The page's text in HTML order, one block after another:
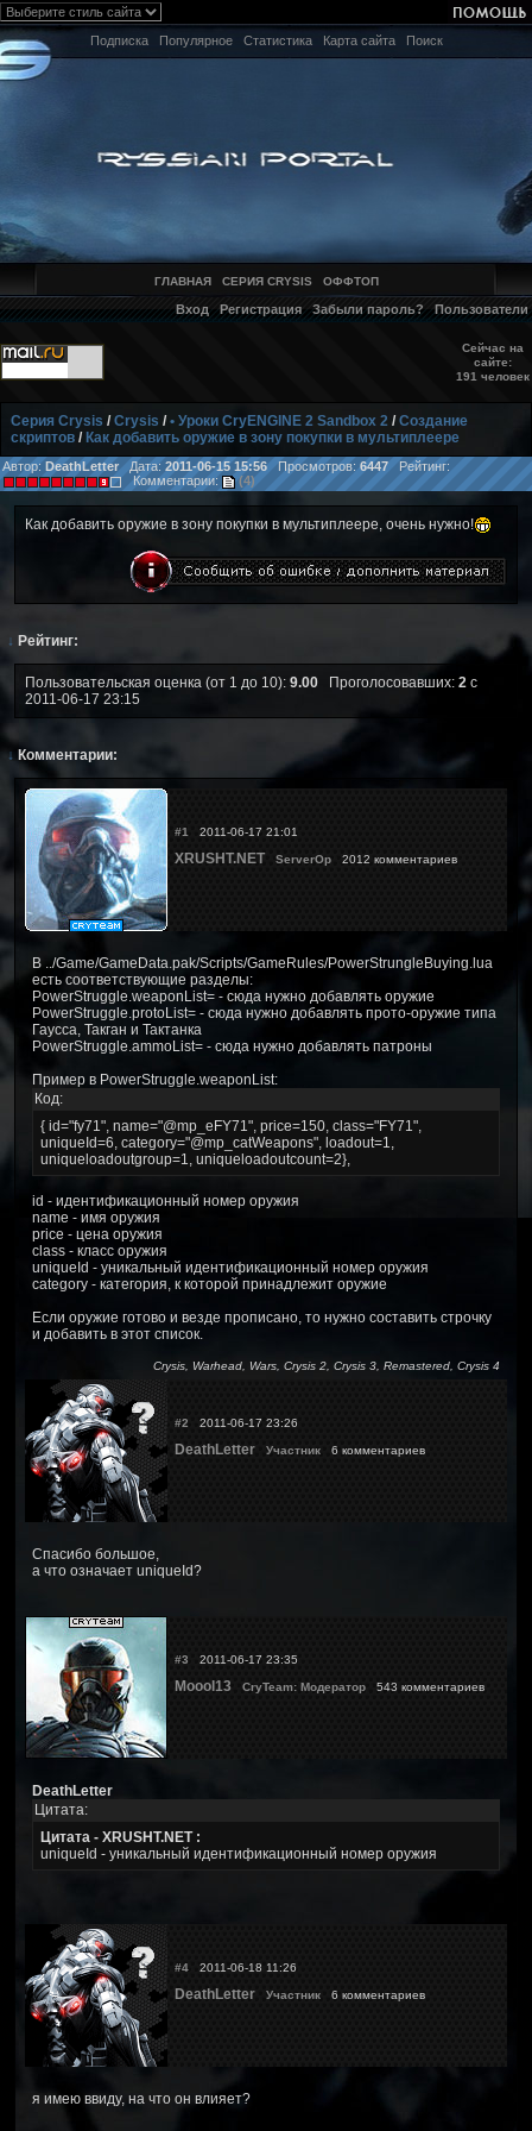
Подписка Популярное Статистика Карта сайта Поиск
ГЛАВНАЯ СЕРИЯ CRYSIS ОФФТОП
Вход Регистрация Забыли пароль? Пользователи
Сейчас на
сайте:
191 человек
Серия Crysis /Crysis /• Уроки CryENGINE 2 Sandbox 2 /Создание
скриптов / Как добавить оружие в зону покупки в мультиплеере
Автор: DeathLetterДата: 2011-06-15 15:56Просмотров:6447 Рейтинг:
Комментарии:
(4)
Как добавить оружие в зону покупки в мультиплеере, очень нужно!
↓ Рейтинг:
Пользовательская оценка (от 1 до 10): 9.00 Проголосовавших: 2 с
2011-06-17 23:15
↓ Комментарии:
#1 2011-06-17 21:01
XRUSHT.NET ServerOp 2012 комментариев
В ../Game/GameData.pak/Scripts/GameRules/PowerStrungleBuying.lua
есть соответствующие разделы:
PowerStruggle.weaponList= - сюда нужно добавлять оружие
PowerStruggle.protoList= - сюда нужно добавлять прото-оружие типа
Гаусса, Такган и Тактанка
PowerStruggle.ammoList= - сюда нужно добавлять патроны
Пример в PowerStruggle.weaponList:
Код:
{ id="fy71", name="@mp_eFY71", price=150, class="FY71",
uniqueId=6, category="@mp_catWeapons", loadout=1,
uniqueloadoutgroup=1, uniqueloadoutcount=2},
id - идентификационный номер оружия
name - имя оружия
price - цена оружия
class - класс оружия
uniqueId - уникальный идентификационный номер оружия
category - категория, к которой принадлежит оружие
Если оружие готово и везде прописано, то нужно составить строчку
и добавить в этот список.
Crysis, Warhead, Wars, Crysis 2, Crysis 3, Remastered, Crysis 4
#2 2011-06-17 23:26
DeathLetter Участник 6 комментариев
Спасибо большое,
а что означает uniqueId?
#3 2011-06-17 23:35
Moool13 CryTeam: Модератор 543 комментариев
DeathLetter
Цитата:
Цитата - XRUSHT.NET :
uniqueId - уникальный идентификационный номер оружия
#4 2011-06-18 11:26
DeathLetter Участник 6 комментариев
я имею ввиду, на что он влияет?